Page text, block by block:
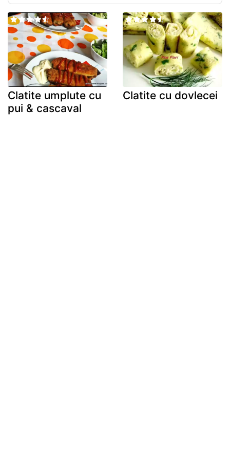
Clatite umplute cu
pui & cascaval
Clatite cu dovlecei